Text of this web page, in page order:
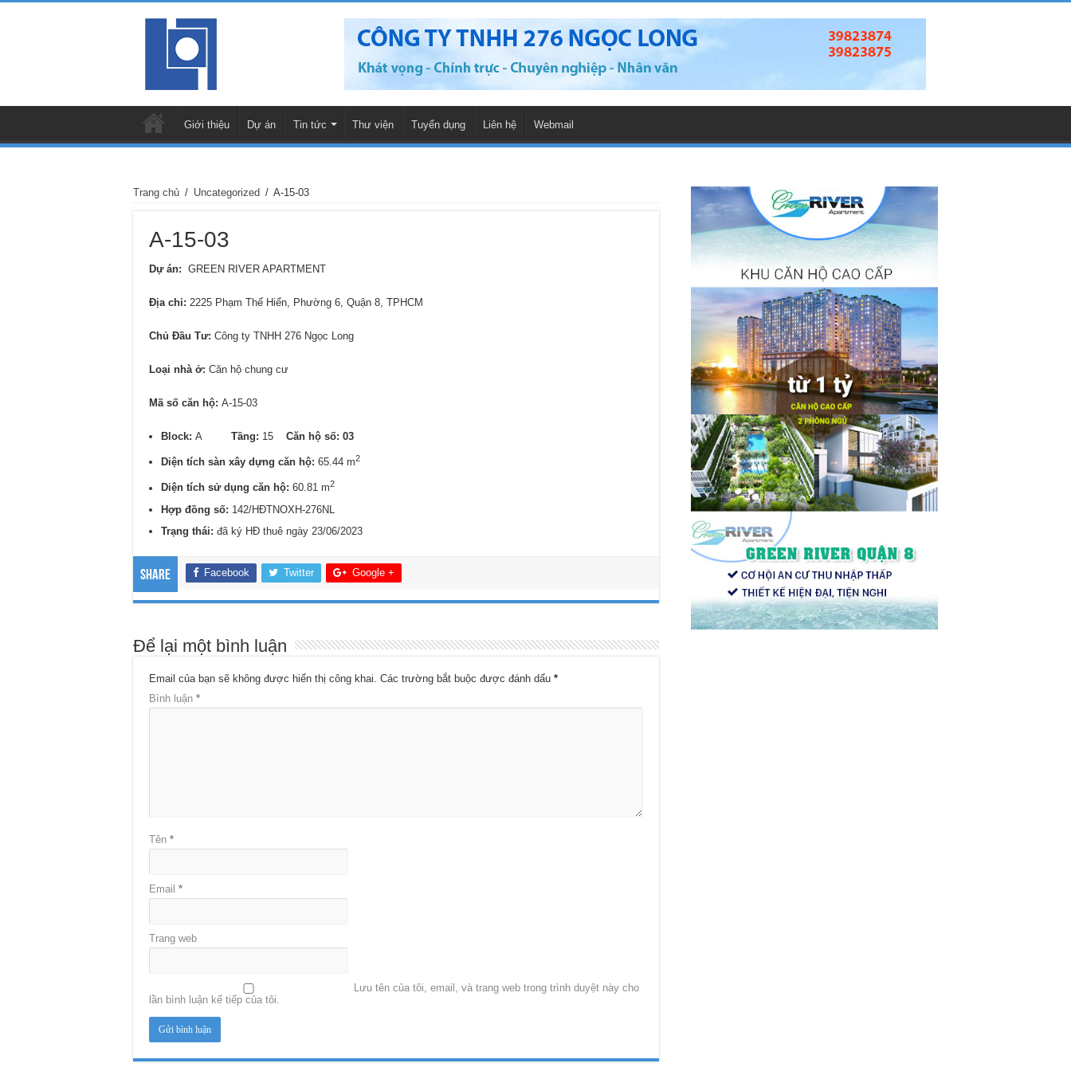
Giới thiệu Dự án Tin tức Thư viện Tuyển dụng Liên hệ Webmail
Trang chủ / Uncategorized / A-15-03
A-15-03
Dự án: GREEN RIVER APARTMENT
Địa chỉ: 2225 Phạm Thế Hiển, Phường 6, Quận 8, TPHCM
Chủ Đầu Tư: Công ty TNHH 276 Ngọc Long
Loại nhà ở: Căn hộ chung cư
Mã số căn hộ: A-15-03
Block: A Tầng: 15 Căn hộ số: 03
Diện tích sàn xây dựng căn hộ: 65.44 m2
Diện tích sử dụng căn hộ: 60.81 m2
Hợp đồng số: 142/HĐTNOXH-276NL
Trạng thái: đã ký HĐ thuê ngày 23/06/2023
Share Facebook Twitter Google +
Để lại một bình luận
Email của bạn sẽ không được hiển thị công khai. Các trường bắt buộc được đánh dấu *
Bình luận *
Tên *
Email *
Trang web
Lưu tên của tôi, email, và trang web trong trình duyệt này cho
lần bình luận kế tiếp của tôi.